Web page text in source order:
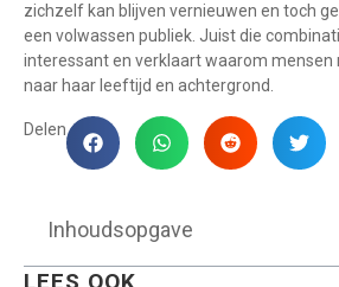
zichzelf kan blijven vernieuwen en toch
een volwassen publiek. Juist die
interessant en verklaart waarom mensen
naar haar leeftijd en achtergrond.
Delen
Inhoudsopgave
LEES OOK